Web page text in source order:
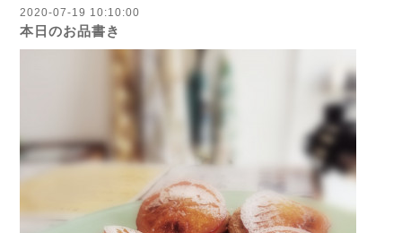
2020-07-19 10:10:00
本日のお品書き